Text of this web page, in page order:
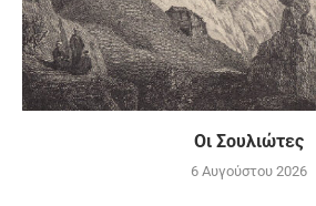
Οι Σουλιώτες
6 Αυγούστου 2026